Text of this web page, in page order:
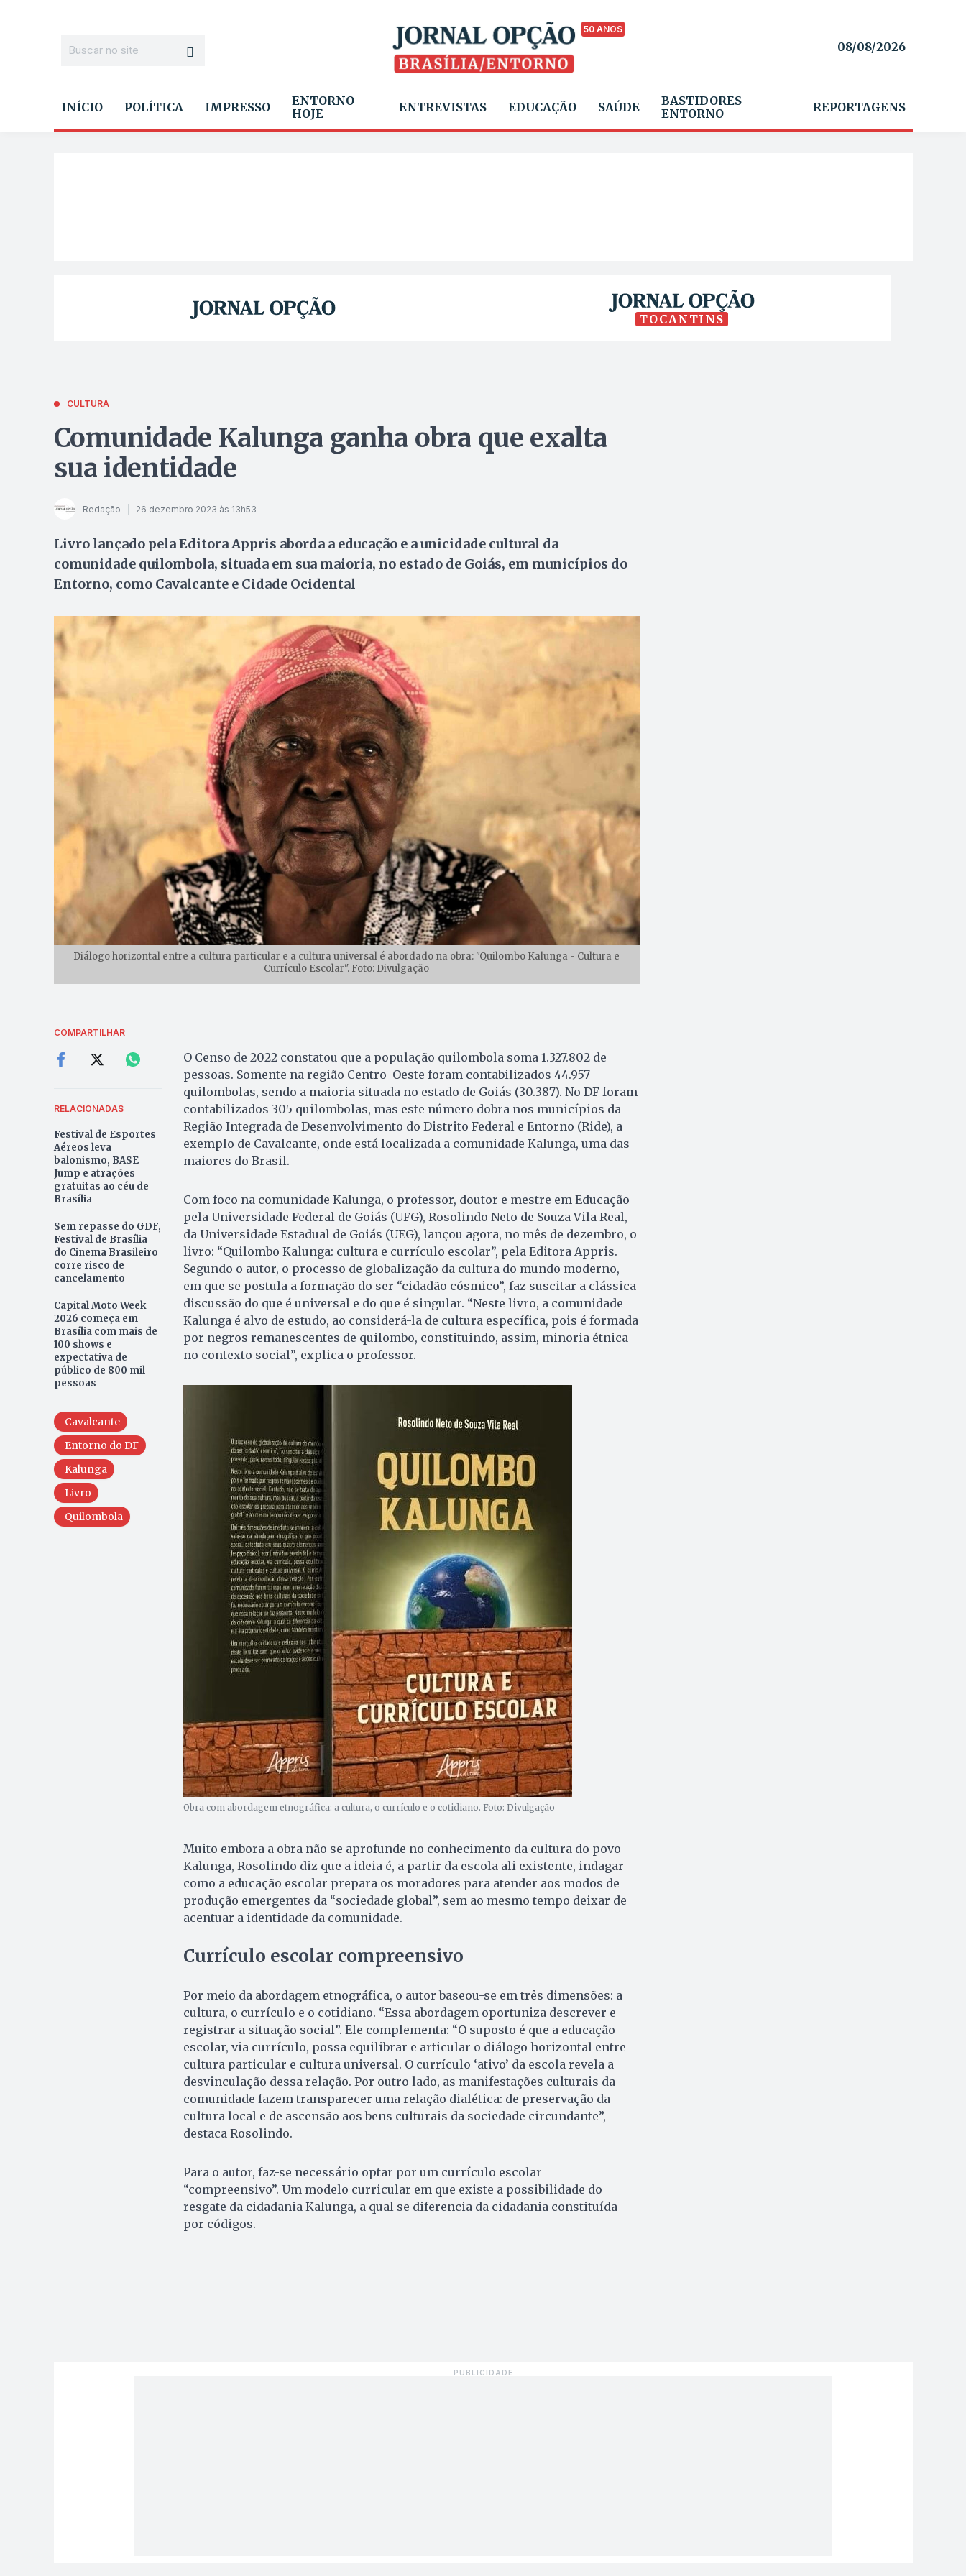
50 ANOS
08/08/2026
INÍCIO POLÍTICA IMPRESSO
ENTORNO
HOJE
ENTREVISTAS EDUCAÇÃO SAÚDE
BASTIDORES
ENTORNO
REPORTAGENS
TOCANTINS
CULTURA
Comunidade Kalunga ganha obra que exalta
sua identidade
Redação 26 dezembro 2023 às 13h53
Livro lançado pela Editora Appris aborda a educação e a unicidade cultural da
comunidade quilombola, situada em sua maioria, no estado de Goiás, em municípios do
Entorno, como Cavalcante e Cidade Ocidental
Diálogo horizontal entre a cultura particular e a cultura universal é abordado na obra: "Quilombo Kalunga - Cultura e
Currículo Escolar". Foto: Divulgação
COMPARTILHAR
RELACIONADAS
Festival de Esportes
Aéreos leva
balonismo, BASE
Jump e atrações
gratuitas ao céu de
Brasília
Sem repasse do GDF,
Festival de Brasília
do Cinema Brasileiro
corre risco de
cancelamento
Capital Moto Week
2026 começa em
Brasília com mais de
100 shows e
expectativa de
público de 800 mil
pessoas
Cavalcante
Entorno do DF
Kalunga
Livro
Quilombola
O Censo de 2022 constatou que a população quilombola soma 1.327.802 de
pessoas. Somente na região Centro-Oeste foram contabilizados 44.957
quilombolas, sendo a maioria situada no estado de Goiás (30.387). No DF foram
contabilizados 305 quilombolas, mas este número dobra nos municípios da
Região Integrada de Desenvolvimento do Distrito Federal e Entorno (Ride), a
exemplo de Cavalcante, onde está localizada a comunidade Kalunga, uma das
maiores do Brasil.
Com foco na comunidade Kalunga, o professor, doutor e mestre em Educação
pela Universidade Federal de Goiás (UFG), Rosolindo Neto de Souza Vila Real,
da Universidade Estadual de Goiás (UEG), lançou agora, no mês de dezembro, o
livro: “Quilombo Kalunga: cultura e currículo escolar”, pela Editora Appris.
Segundo o autor, o processo de globalização da cultura do mundo moderno,
em que se postula a formação do ser “cidadão cósmico”, faz suscitar a clássica
discussão do que é universal e do que é singular. “Neste livro, a comunidade
Kalunga é alvo de estudo, ao considerá-la de cultura específica, pois é formada
por negros remanescentes de quilombo, constituindo, assim, minoria étnica
no contexto social”, explica o professor.
Obra com abordagem etnográfica: a cultura, o currículo e o cotidiano. Foto: Divulgação
Muito embora a obra não se aprofunde no conhecimento da cultura do povo
Kalunga, Rosolindo diz que a ideia é, a partir da escola ali existente, indagar
como a educação escolar prepara os moradores para atender aos modos de
produção emergentes da “sociedade global”, sem ao mesmo tempo deixar de
acentuar a identidade da comunidade.
Currículo escolar compreensivo
Por meio da abordagem etnográfica, o autor baseou-se em três dimensões: a
cultura, o currículo e o cotidiano. “Essa abordagem oportuniza descrever e
registrar a situação social”. Ele complementa: “O suposto é que a educação
escolar, via currículo, possa equilibrar e articular o diálogo horizontal entre
cultura particular e cultura universal. O currículo ‘ativo’ da escola revela a
desvinculação dessa relação. Por outro lado, as manifestações culturais da
comunidade fazem transparecer uma relação dialética: de preservação da
cultura local e de ascensão aos bens culturais da sociedade circundante”,
destaca Rosolindo.
Para o autor, faz-se necessário optar por um currículo escolar
“compreensivo”. Um modelo curricular em que existe a possibilidade do
resgate da cidadania Kalunga, a qual se diferencia da cidadania constituída
por códigos.